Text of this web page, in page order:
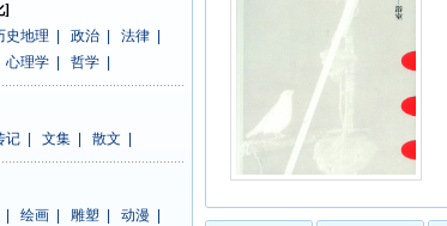
]
史地理 政治 法律
心理学 哲学
记 文集 散文
绘画 雕塑 动漫